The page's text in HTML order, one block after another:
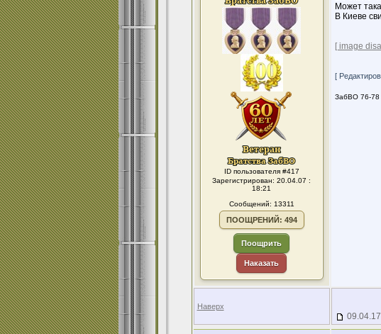
ID пользователя #417
Зарегистрирован: 20.04.07 :
18:21
Сообщений: 13311
ПООЩРЕНИЙ: 494
Поощрить
Наказать
Может
В Киеве
[ image
[
ЗабВО 76-78
Наверх